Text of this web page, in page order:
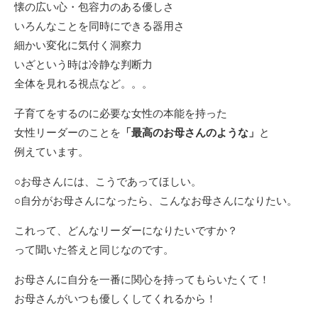
懐の広い心・包容力のある優しさ
いろんなことを同時にできる器用さ
細かい変化に気付く洞察力
いざという時は冷静な判断力
全体を見れる視点など。。。
子育てをするのに必要な女性の本能を持った
女性リーダーのことを 「最高のお母さんのような」 と
例えています。
○お母さんには、こうであってほしい。
○自分がお母さんになったら、こんなお母さんになりたい。
これって、どんなリーダーになりたいですか？
って聞いた答えと同じなのです。
お母さんに自分を一番に関心を持ってもらいたくて！
お母さんがいつも優しくしてくれるから！